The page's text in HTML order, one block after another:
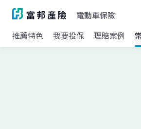
電動車保險
推薦特色 我要投保 理賠案例